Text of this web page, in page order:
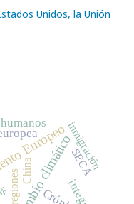
Unidos, la Unión
Europeo
cambio climático
regiones
inmigración
China SECA